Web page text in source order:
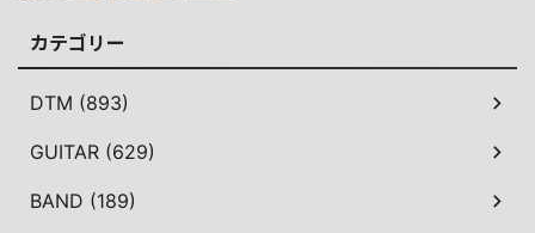
カテゴリー
DTM (893)
GUITAR (629)
BAND (189)